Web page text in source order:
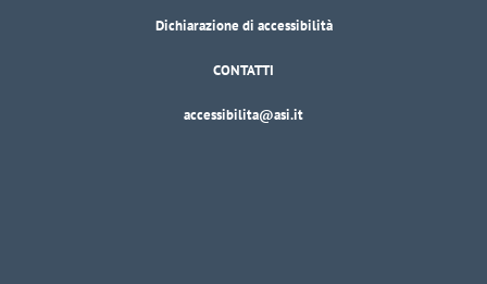
Dichiarazione di accessibilità
CONTATTI
accessibilita@asi.it